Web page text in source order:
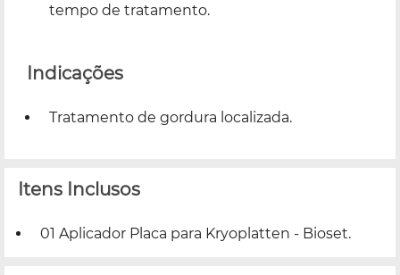
tempo de tratamento.
Indicações
Tratamento de gordura localizada.
Itens Inclusos
01 Aplicador Placa para Kryoplatten - Bioset.